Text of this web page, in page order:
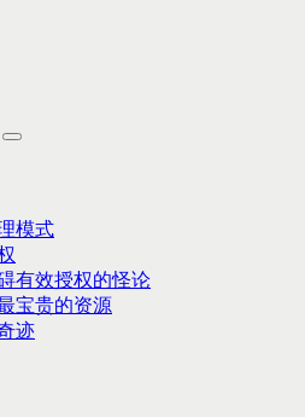
模式
有效授权的怪论
宝贵的资源
迹